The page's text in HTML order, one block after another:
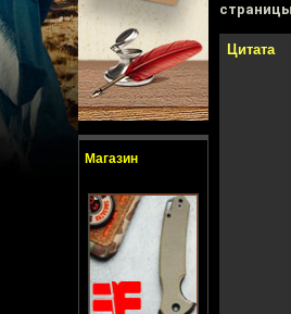
Магазин
Цитата